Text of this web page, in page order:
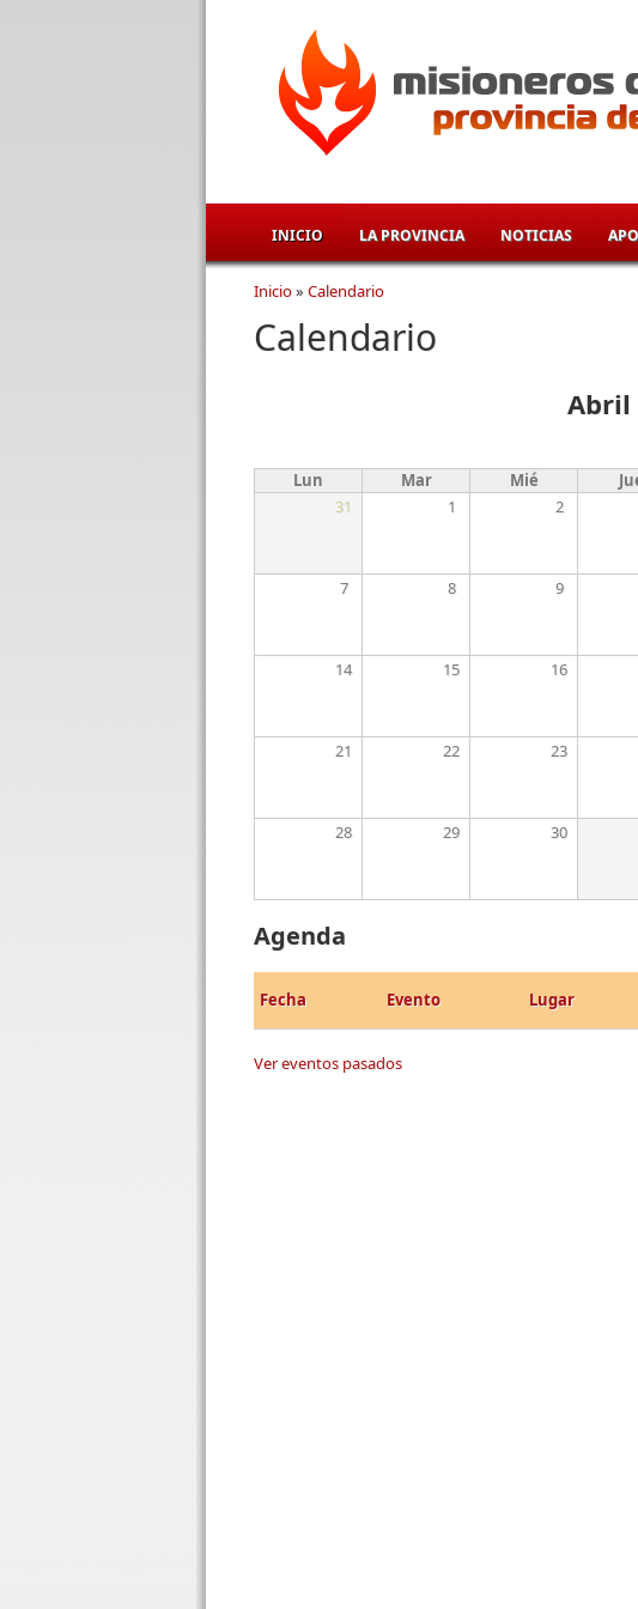
INICIO LA PROVINCIA NOTICIAS
Se encuentra usted aquí
Inicio» Calendario
Calendario
Abril
Lun Mar Mié
31
1 2
7 8 9
14 15 16
21 22 23
28 29 30
Agenda
Fecha Evento Lugar
Ver eventos pasados